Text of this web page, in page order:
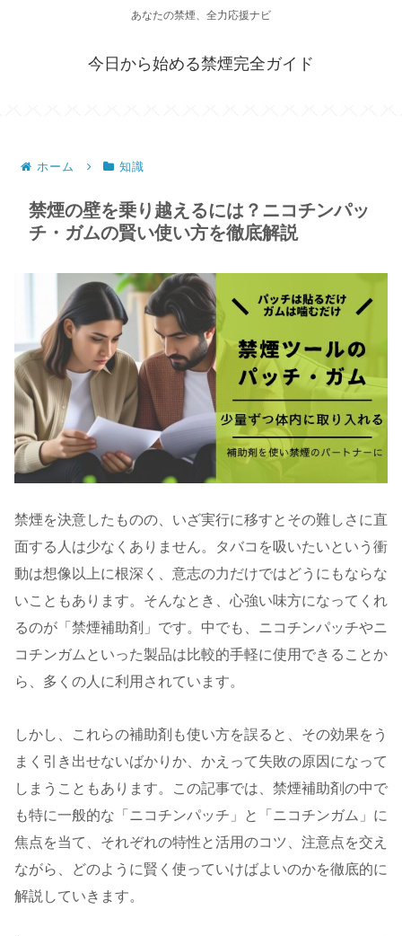
あなたの禁煙、全力応援ナビ
今日から始める禁煙完全ガイド
ホーム 知識
禁煙の壁を乗り越えるには？ニコチンパッ
チ・ガムの賢い使い方を徹底解説
禁煙を決意したものの、いざ実行に移すとその難しさに直
面する人は少なくありません。タバコを吸いたいという衝
動は想像以上に根深く、意志の力だけではどうにもならな
いこともあります。そんなとき、心強い味方になってくれ
るのが「禁煙補助剤」です。中でも、ニコチンパッチやニ
コチンガムといった製品は比較的手軽に使用できることか
ら、多くの人に利用されています。
しかし、これらの補助剤も使い方を誤ると、その効果をう
まく引き出せないばかりか、かえって失敗の原因になって
しまうこともあります。この記事では、禁煙補助剤の中で
も特に一般的な「ニコチンパッチ」と「ニコチンガム」に
焦点を当て、それぞれの特性と活用のコツ、注意点を交え
ながら、どのように賢く使っていけばよいのかを徹底的に
解説していきます。